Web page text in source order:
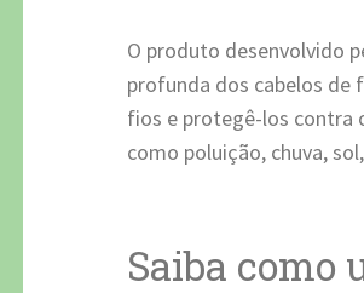
O produto desenvolvido
profunda dos cabelos de
fios e protegê-los contra
como poluição, chuva,
Saiba como